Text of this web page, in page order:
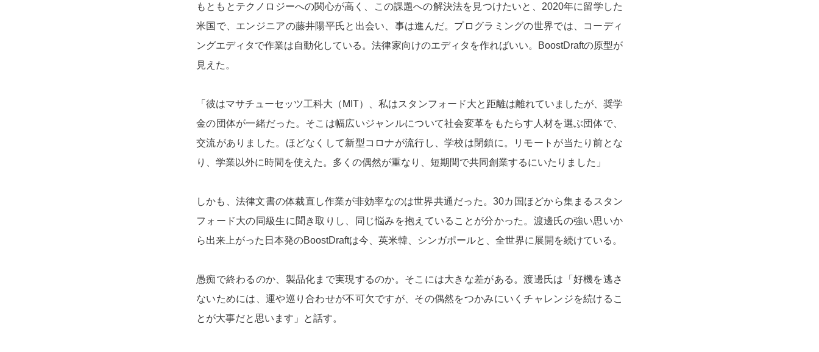
もともとテクノロジーへの関心が高く、この課題への解決法を見つけたいと、2020年に留学した
米国で、エンジニアの藤井陽平氏と出会い、事は進んだ。プログラミングの世界では、コーディ
ングエディタで作業は自動化している。法律家向けのエディタを作ればいい。BoostDraftの原型が
見えた。
「彼はマサチューセッツ工科大（MIT）、私はスタンフォード大と距離は離れていましたが、奨学
金の団体が一緒だった。そこは幅広いジャンルについて社会変革をもたらす人材を選ぶ団体で、
交流がありました。ほどなくして新型コロナが流行し、学校は閉鎖に。リモートが当たり前とな
り、学業以外に時間を使えた。多くの偶然が重なり、短期間で共同創業するにいたりました」
しかも、法律文書の体裁直し作業が非効率なのは世界共通だった。30カ国ほどから集まるスタン
フォード大の同級生に聞き取りし、同じ悩みを抱えていることが分かった。渡邊氏の強い思いか
ら出来上がった日本発のBoostDraftは今、英米韓、シンガポールと、全世界に展開を続けている。
愚痴で終わるのか、製品化まで実現するのか。そこには大きな差がある。渡邊氏は「好機を逃さ
ないためには、運や巡り合わせが不可欠ですが、その偶然をつかみにいくチャレンジを続けるこ
とが大事だと思います」と話す。